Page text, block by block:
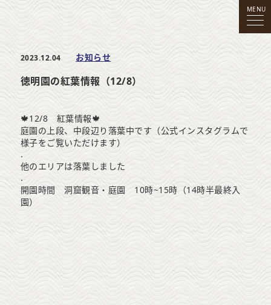
MENU
2023.12.04 お知らせ
徳明園の紅葉情報（12/8）
🍁12/8 紅葉情報🍁
庭園の上段、中段辺り落葉中です（公式インスタグラムで
様子をご覧いただけます）
.
他のエリアは落葉しました
.
開園時間 洞窟観音・庭園 10時~15時（14時半最終入
園）